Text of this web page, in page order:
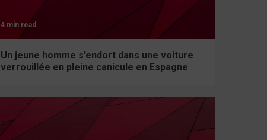
4 min read
Un jeune homme s’endort dans une voiture
verrouillée en pleine canicule en Espagne